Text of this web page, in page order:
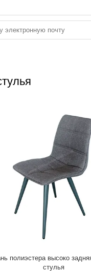
столик из ткани в
цветах 590*530*900 мм